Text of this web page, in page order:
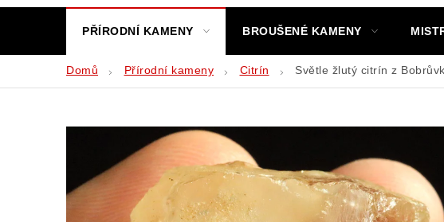
PŘÍRODNÍ KAMENY BROUŠENÉ KAMENY
Domů Přírodní kameny Citrín Světle žlutý citrín z